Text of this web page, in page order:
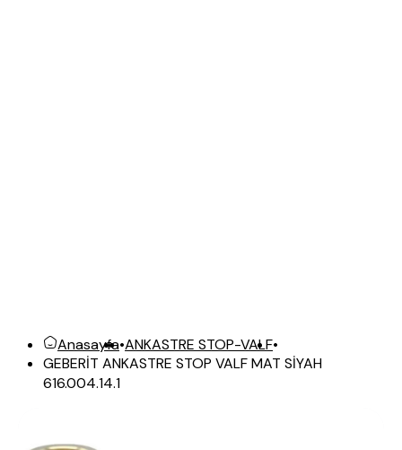
Anasayfa•ANKASTRE STOP-VALF•
GEBERİT ANKASTRE STOP VALF MAT SİYAH
616.004.14.1